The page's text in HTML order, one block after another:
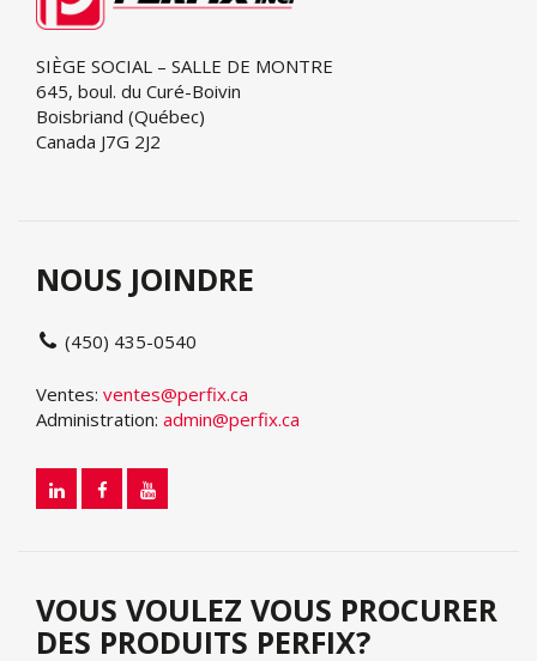
SIÈGE SOCIAL – SALLE DE MONTRE
645, boul. du Curé-Boivin
Boisbriand (Québec)
Canada J7G 2J2
NOUS JOINDRE
(450) 435-0540
Ventes: ventes@perfix.ca
Administration: admin@perfix.ca
VOUS VOULEZ VOUS PROCURER
DES PRODUITS PERFIX?